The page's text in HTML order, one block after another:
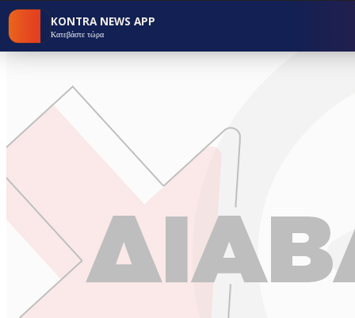
KONTRA NEWS APP
Κατεβάστε τώρα